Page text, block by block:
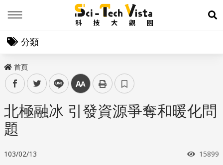
展
分類
首頁
facebooktwitter line 中
北極融冰 引發資源爭奪和暖化問
題
103/02/13 瀏覽次
15899